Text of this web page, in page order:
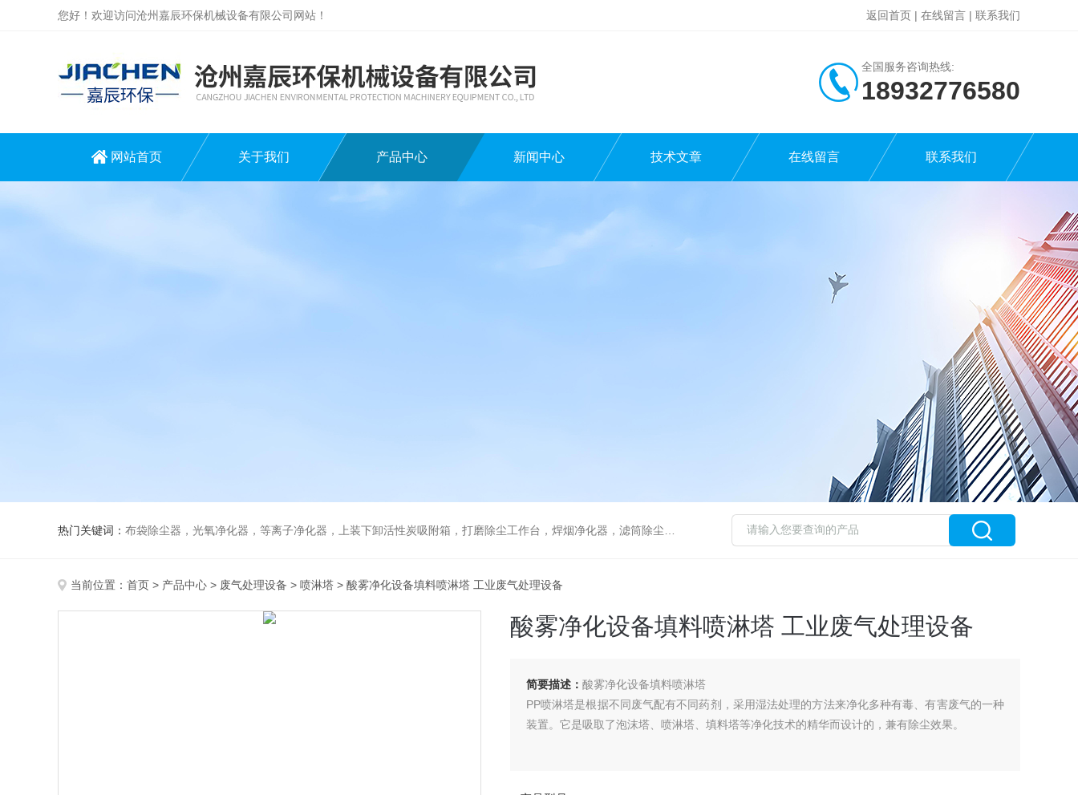
您好！欢迎访问沧州嘉辰环保机械设备有限公司网站！ 返回首页 | 在线留言 | 联系我们
全国服务咨询热线:
18932776580
网站首页 关于我们 产品中心 新闻中心 技术文章 在线留言 联系我们
热门关键词： 布袋除尘器，光氧净化器，等离子净化器，上装下卸活性炭吸附箱，打磨除尘工作台，焊烟净化器，滤筒除尘器，旋风除尘器，除尘设备配件，喷淋塔
当前位置： 首页 > 产品中心 > 废气处理设备 > 喷淋塔 > 酸雾净化设备填料喷淋塔 工业废气处理设备
酸雾净化设备填料喷淋塔 工业废气处理设备
简要描述： 酸雾净化设备填料喷淋塔
PP喷淋塔是根据不同废气配有不同药剂，采用湿法处理的方法来净化多种有毒、有害废气的一种
装置。它是吸取了泡沫塔、喷淋塔、填料塔等净化技术的精华而设计的，兼有除尘效果。